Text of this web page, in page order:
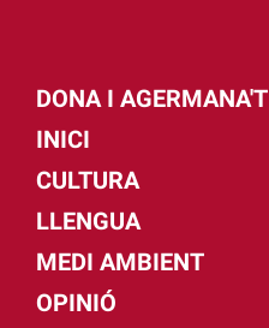
DONA I AGERMANA'T
INICI
CULTURA
LLENGUA
MEDI AMBIENT
OPINIÓ